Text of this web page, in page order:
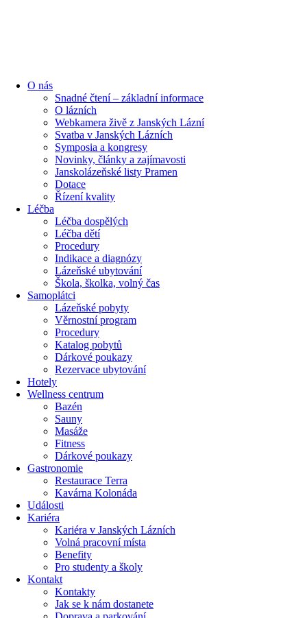
O nás
Snadné čtení – základní informace
O lázních
Webkamera živě z Janských Lázní
Svatba v Janských Lázních
Symposia a kongresy
Novinky, články a zajímavosti
Janskolázeňské listy Pramen
Dotace
Řízení kvality
Léčba
Léčba dospělých
Léčba dětí
Procedury
Indikace a diagnózy
Lázeňské ubytování
Škola, školka, volný čas
Samoplátci
Lázeňské pobyty
Věrnostní program
Procedury
Katalog pobytů
Dárkové poukazy​
Rezervace ubytování
Hotely
Wellness centrum
Bazén
Sauny
Masáže
Fitness
Dárkové poukazy​
Gastronomie
Restaurace Terra
Kavárna Kolonáda
Události
Kariéra
Kariéra v Janských Lázních
Volná pracovní místa
Benefity
Pro studenty a školy
Kontakt
Kontakty
Jak se k nám dostanete